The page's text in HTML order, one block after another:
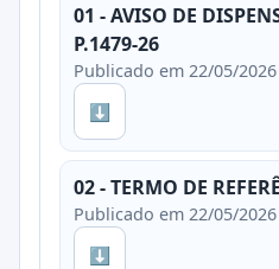
01 - AVISO DE
P.1479-26
Publicado em 22/05/2026
⬇
02 - TERMO DE
Publicado em 22/05/2026
⬇